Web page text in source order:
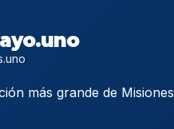
más grande de Misiones